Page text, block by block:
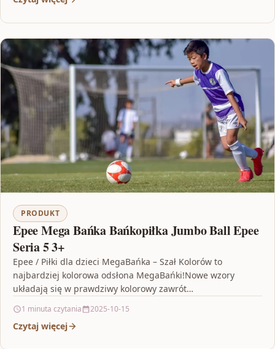
PRODUKT
Epee Mega Bańka Bańkopiłka Jumbo Ball Epee
Seria 5 3+
Epee / Piłki dla dzieci MegaBańka – Szał Kolorów to
najbardziej kolorowa odsłona MegaBańki!Nowe wzory
układają się w prawdziwy kolorowy zawrót
1 minuta czytania 2025-10-15
Czytaj więcej